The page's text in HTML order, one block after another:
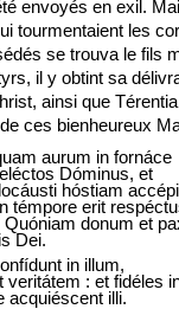
envoyés en exil.
tourmentaient les
se trouva le fils
il y obtint sa
ainsi que
de ces bienheureux
aurum in fornáce
Dóminus, et
hóstiam
témpore erit
Quóniam donum et
Dei.
in illum,
veritátem : et fidéles
acquiéscent illi.